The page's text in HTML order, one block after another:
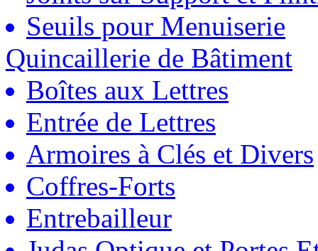
Seuils pour Menuiserie
Quincaillerie de Bâtiment
Boîtes aux Lettres
Entrée de Lettres
Armoires à Clés et Divers
Coffres-Forts
Entrebailleur